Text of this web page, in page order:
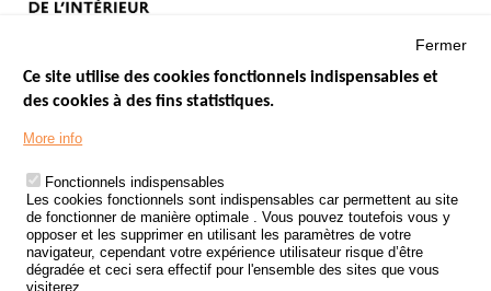
Menu
Footer
LES SITES PUBLICS
ÉTAT DE L’INSÉCURITÉ ROUTIÈRE
TRAITEMENT DES DONNÉES PERSONNELLES DES ACCIDENTS DE
LA ROUTE
ETUDES ET RECHERCHES
Fermer
Ce site utilise des cookies fonctionnels indispensables et
des cookies à des fins statistiques.
More info
Fonctionnels indispensables
Les cookies fonctionnels sont indispensables car permettent au site
de fonctionner de manière optimale . Vous pouvez toutefois vous y
opposer et les supprimer en utilisant les paramètres de votre
navigateur, cependant votre expérience utilisateur risque d’être
dégradée et ceci sera effectif pour l'ensemble des sites que vous
visiterez.